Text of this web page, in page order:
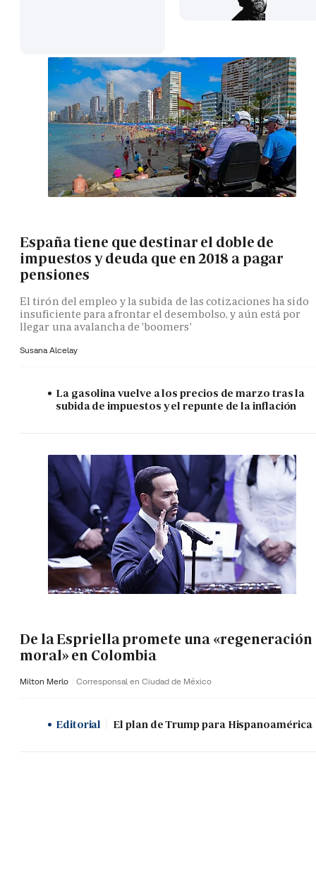
España tiene que destinar el doble de
impuestos y deuda que en 2018 a pagar
pensiones
El tirón del empleo y la subida de las cotizaciones ha sido
insuficiente para afrontar el desembolso, y aún está por
llegar una avalancha de 'boomers'
Susana Alcelay
La gasolina vuelve a los precios de marzo tras la
subida de impuestos y el repunte de la inflación
De la Espriella promete una «regeneración
moral» en Colombia
Milton Merlo Corresponsal en Ciudad de México
Editorial El plan de Trump para Hispanoamérica